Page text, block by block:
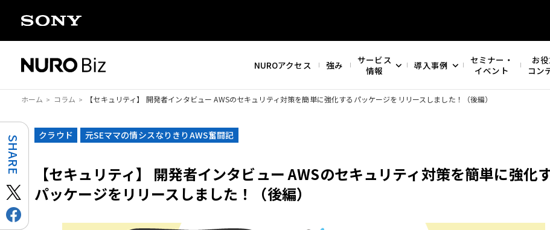
NUROアクセス 強み
サービス
情報
導入事例
セミナー・
イベント
お
コン
ホーム コラム 【セキュリティ】 開発者インタビュー AWSのセキュリティ対策を簡単に強化するパッケージをリリースしました！（後編）
クラウド 元SEママの情シスなりきりAWS奮闘記
【セキュリティ】 開発者インタビュー AWSのセキュリティ対策を簡単に強化
パッケージをリリースしました！（後編）
SHARE